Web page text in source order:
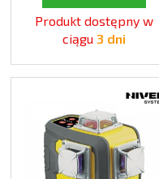
Produkt dostępny w
ciągu3 dni